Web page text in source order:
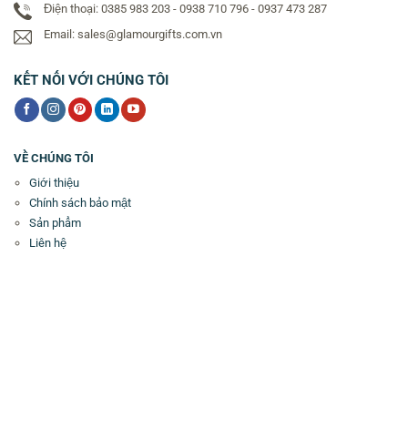
Điện thoại: 0385 983 203 - 0938 710 796 - 0937 473 287
Email: sales@glamourgifts.com.vn
KẾT NỐI VỚI CHÚNG TÔI
VỀ CHÚNG TÔI
Giới thiệu
Chính sách bảo mật
Sản phẩm
Liên hệ